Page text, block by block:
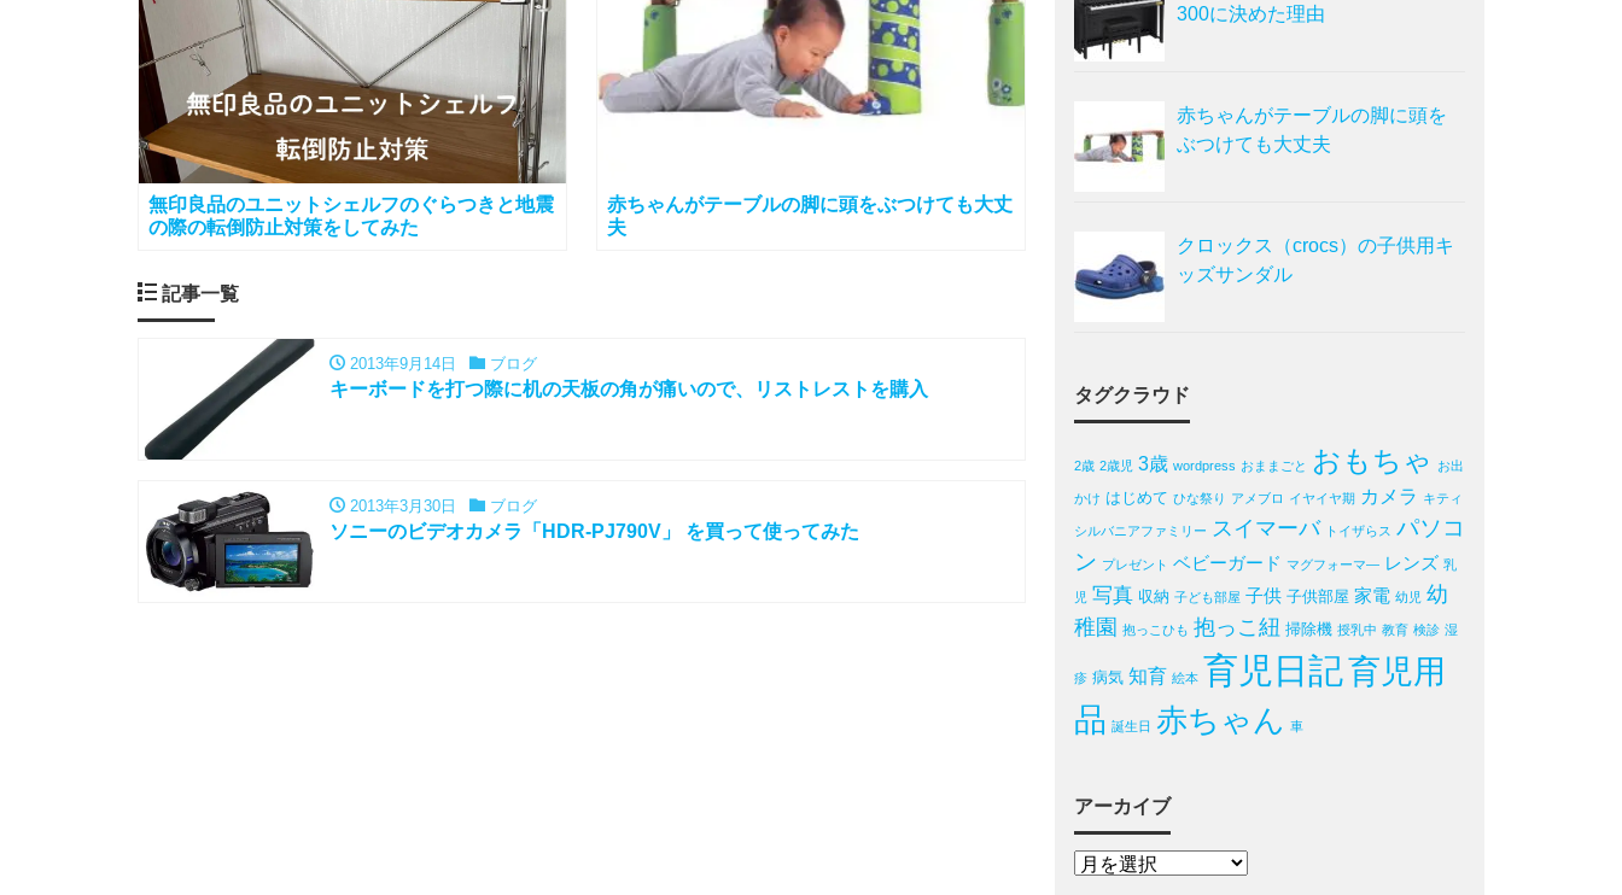
無印良品のユニットシェルフのぐらつきと地震
の際の転倒防止対策をしてみた
赤ちゃんがテーブルの脚に頭をぶつけても大丈
夫
記事一覧
2013年9月14日 ブログ
キーボードを打つ際に机の天板の角が痛いので、リストレストを購入
2013年3月30日 ブログ
ソニーのビデオカメラ「HDR-PJ790V」 を買って使ってみた
300に決めた理由
赤ちゃんがテーブルの脚に頭を
ぶつけても大丈夫
クロックス（crocs）の子供用キ
ッズサンダル
タグクラウド
2歳 2歳児 3歳 wordpress おままごと おもちゃ お出
かけ はじめて ひな祭り アメブロ イヤイヤ期 カメラ キティ
シルバニアファミリー スイマーバ トイザらス パソコ
ン プレゼント ベビーガード マグフォーマ― レンズ 乳
児 写真 収納 子ども部屋 子供 子供部屋 家電 幼児 幼
稚園 抱っこひも 抱っこ紐 掃除機 授乳中 教育 検診 湿
疹 病気 知育 絵本 育児日記育児用
品 誕生日 赤ちゃん 車
アーカイブ